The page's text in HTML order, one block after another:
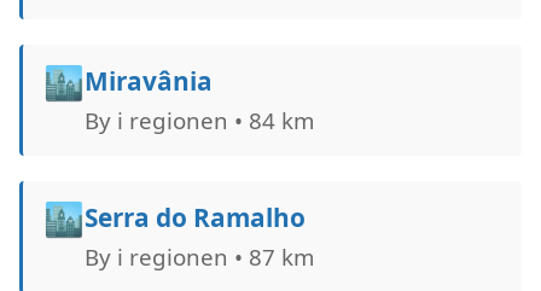
🏙️Miravânia
By i regionen • 84 km
🏙️Serra do Ramalho
By i regionen • 87 km